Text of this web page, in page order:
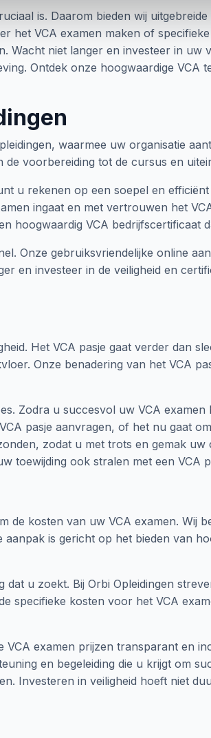
is. Daarom bieden wij uitgebreide
VCA examen maken of
niet langer en investeer in uw
Ontdek onze hoogwaardige VCA
waarmee uw organisatie
voorbereiding tot de cursus en
u rekenen op een soepel en
ingaat en met vertrouwen het
hoogwaardig VCA bedrijfscertificaat
Onze gebruiksvriendelijke online
en investeer in de veiligheid en
Het VCA pasje gaat verder dan
Onze benadering van het VCA
Zodra u succesvol uw VCA
pasje aanvragen, of het nu gaat
zodat u met trots en gemak
toewijding ook stralen met een VCA
kosten van uw VCA examen. Wij
is gericht op het bieden van
u zoekt. Bij Orbi Opleidingen
specifieke kosten voor het VCA
examen prijzen transparant en
en begeleiding die u krijgt om
Investeren in veiligheid hoeft niet